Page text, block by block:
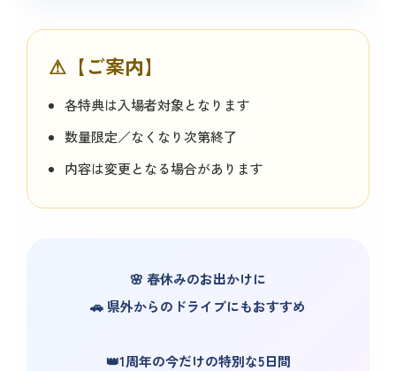
⚠【ご案内】
各特典は入場者対象となります
数量限定／なくなり次第終了
内容は変更となる場合があります
🌸 春休みのお出かけに
🚗 県外からのドライブにもおすすめ
👑1周年の今だけの特別な5日間